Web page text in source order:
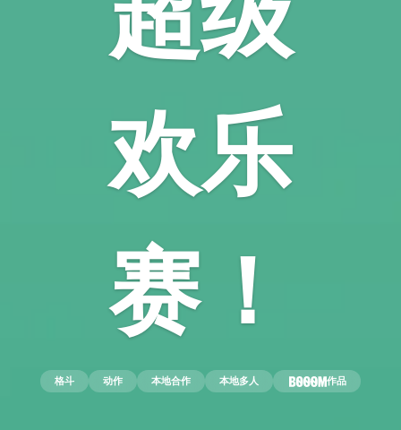
欢乐
赛！
格斗 动作 本地合作 本地多人 作品